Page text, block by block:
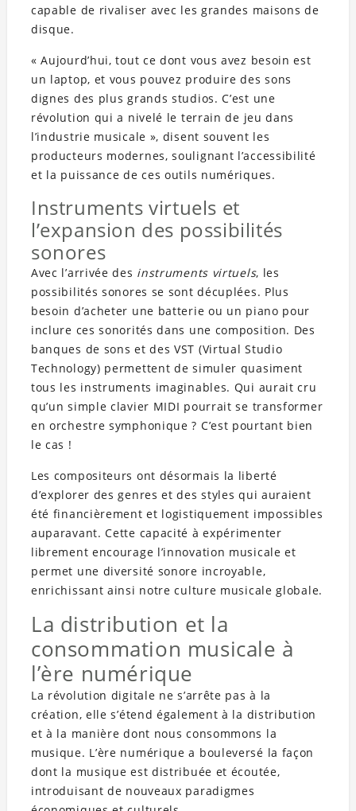
capable de rivaliser avec les grandes maisons de
disque.
« Aujourd’hui, tout ce dont vous avez besoin est
un laptop, et vous pouvez produire des sons
dignes des plus grands studios. C’est une
révolution qui a nivelé le terrain de jeu dans
l’industrie musicale », disent souvent les
producteurs modernes, soulignant l’accessibilité
et la puissance de ces outils numériques.
Instruments virtuels et
l’expansion des possibilités
sonores
Avec l’arrivée des instruments virtuels, les
possibilités sonores se sont décuplées. Plus
besoin d’acheter une batterie ou un piano pour
inclure ces sonorités dans une composition. Des
banques de sons et des VST (Virtual Studio
Technology) permettent de simuler quasiment
tous les instruments imaginables. Qui aurait cru
qu’un simple clavier MIDI pourrait se transformer
en orchestre symphonique ? C’est pourtant bien
le cas !
Les compositeurs ont désormais la liberté
d’explorer des genres et des styles qui auraient
été financièrement et logistiquement impossibles
auparavant. Cette capacité à expérimenter
librement encourage l’innovation musicale et
permet une diversité sonore incroyable,
enrichissant ainsi notre culture musicale globale.
La distribution et la
consommation musicale à
l’ère numérique
La révolution digitale ne s’arrête pas à la
création, elle s’étend également à la distribution
et à la manière dont nous consommons la
musique. L’ère numérique a bouleversé la façon
dont la musique est distribuée et écoutée,
introduisant de nouveaux paradigmes